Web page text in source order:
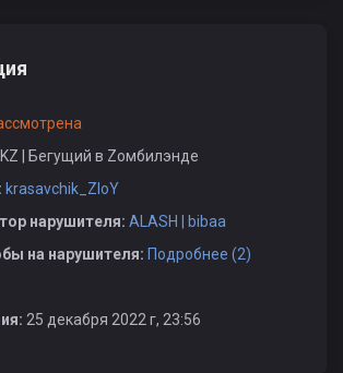
| Бегущий в Zомбилэнде
krasavchik_ZloY
нарушителя: ALASH | bibaa
на нарушителя: Подробнее (2)
25 декабря 2022 г, 23:56